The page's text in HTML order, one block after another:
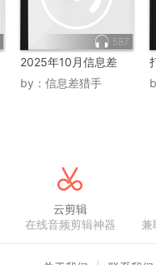
587
2025年10月信息差
by： 信息差猎手
云剪辑
在线音频剪辑神器
兼